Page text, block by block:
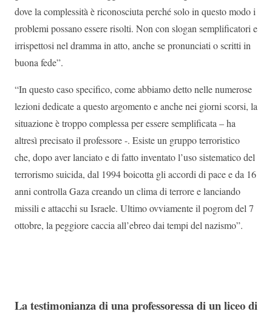
dove la complessità è riconosciuta perché solo in questo modo i
problemi possano essere risolti. Non con slogan semplificatori e
irrispettosi nel dramma in atto, anche se pronunciati o scritti in
buona fede”.
“In questo caso specifico, come abbiamo detto nelle numerose
lezioni dedicate a questo argomento e anche nei giorni scorsi, la
situazione è troppo complessa per essere semplificata – ha
altresì precisato il professore -. Esiste un gruppo terroristico
che, dopo aver lanciato e di fatto inventato l’uso sistematico del
terrorismo suicida, dal 1994 boicotta gli accordi di pace e da 16
anni controlla Gaza creando un clima di terrore e lanciando
missili e attacchi su Israele. Ultimo ovviamente il pogrom del 7
ottobre, la peggiore caccia all’ebreo dai tempi del nazismo”.
La testimonianza di una professoressa di un liceo di